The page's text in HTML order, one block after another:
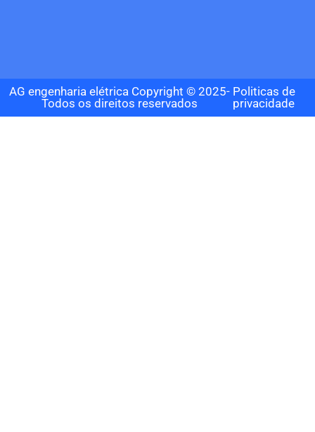
AG engenharia elétrica Copyright © 2025-
Todos os direitos reservados
Politicas de
privacidade